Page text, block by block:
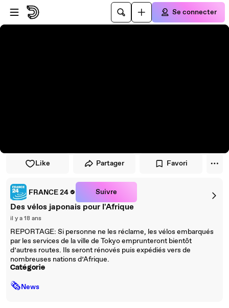
Passer au player
Passer au contenu principal
Se connecter
Like Partager Favori
FRANCE 24 Suivre
Des vélos japonais pour l'Afrique
il y a 18 ans
REPORTAGE: Si personne ne les réclame, les vélos embarqués
par les services de la ville de Tokyo emprunteront bientôt
d’autres routes. Ils seront rénovés puis expédiés vers de
nombreuses nations d’Afrique.
Catégorie
🗞News